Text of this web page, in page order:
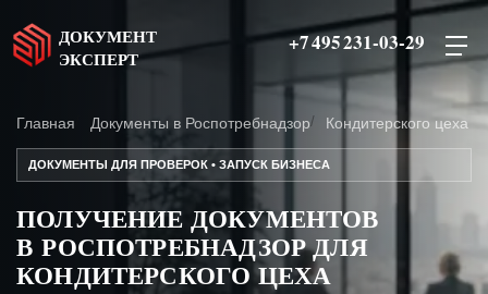
ДОКУМЕНТ
ЭКСПЕРТ
+7 495 231-03-29
Главная Документы в Роспотребнадзор Кондитерского цеха
ДОКУМЕНТЫ ДЛЯ ПРОВЕРОК • ЗАПУСК БИЗНЕСА
ПОЛУЧЕНИЕ ДОКУМЕНТОВ
В РОСПОТРЕБНАДЗОР ДЛЯ
КОНДИТЕРСКОГО ЦЕХА